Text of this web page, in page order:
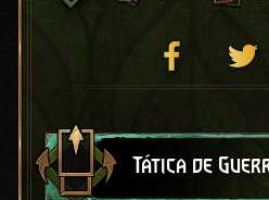
Tática de